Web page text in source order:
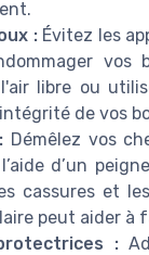
:Évitez les
vos
libre ou
de vos
Démêlez vos
d’un
cassures et
peut aider à
: